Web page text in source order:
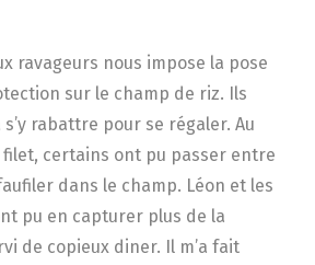
ravageurs nous impose la pose
sur le champ de riz. Ils
rabattre pour se régaler. Au
filet, certains ont pu passer entre
dans le champ. Léon et les
pu en capturer plus de la
de copieux diner. Il m’a fait